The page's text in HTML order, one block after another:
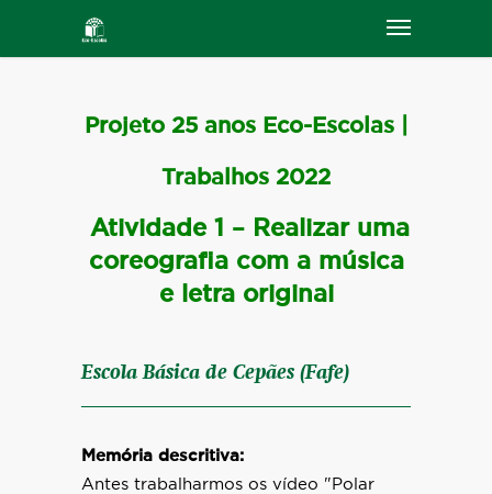
Projeto 25 anos Eco-Escolas |
Trabalhos 2022
Atividade 1 – Realizar uma
coreografia com a música
e letra originai
Escola Básica de Cepães (Fafe)
Memória descritiva:
Antes trabalharmos os vídeo "Polar